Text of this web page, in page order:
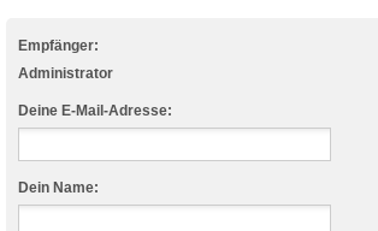
Empfänger:
Administrator
Deine E-Mail-Adresse:
Dein Name: